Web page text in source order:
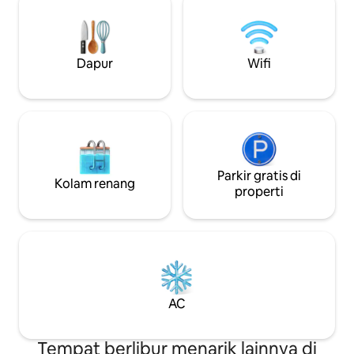
masa inap yang menyenangkan dan
praktis, rumah ini mencakup semua
yang mungkin Anda butuhkan: WiFi,
handuk, fasilitas, dan sentuhan kecil
perumahan Chetumal yang tenang dan
aman, hanya 30 menit dari Bacalar
Lagoon yang menakjubkan, dengan
akses mudah ke restoran, toko, dan
berkunjung untuk bersantai atau bisnis,
Dapur Wifi
Kolam renang
Parkir gratis di
properti
AC
Tempat berlibur menarik lainnya di